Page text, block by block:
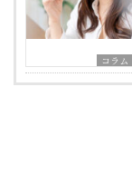
コラム